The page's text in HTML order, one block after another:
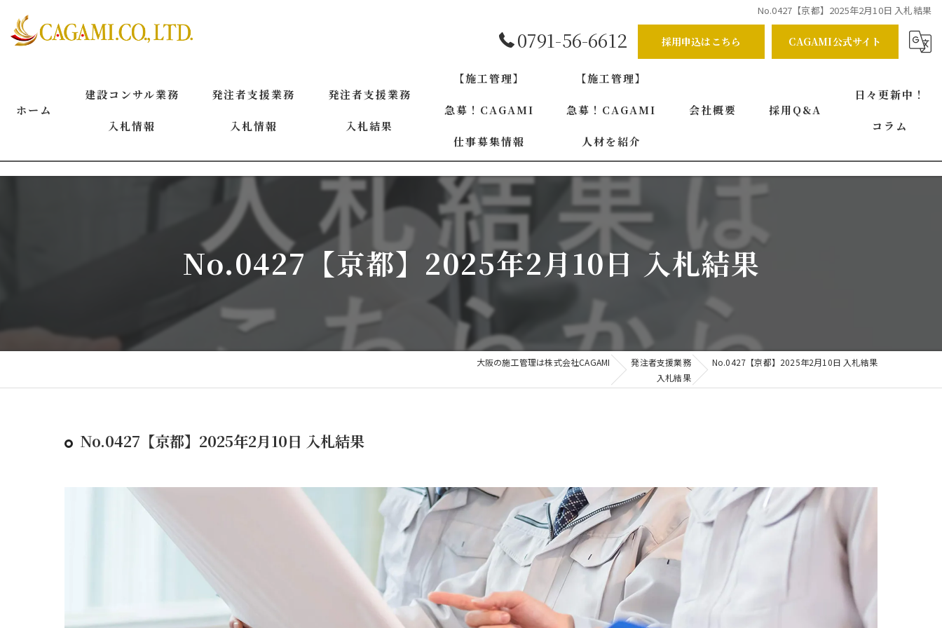
No.0427【京都】2025年2月10日 入札結果
0791-56-6612 採用申込はこちら CAGAMI公式サイト
ホーム
建設コンサル業務
入札情報
発注者支援業務
入札情報
2026年7月
2026年6月
2026年5月
2026年4月
発注者支援業務
入札結果
大阪
京都
和歌山
【施工管理】
急募！CAGAMI
仕事募集情報
兵庫
大阪
京都
奈良
和歌山
滋賀
その他の地域
【施工管理】
急募！CAGAMI
人材を紹介
会社概要
事業案内
求める人物像
採用Q&A
日々更新中！
コラム
No.0427【京都】2025年2月10日 入札結果
大阪の施工管理は株式会社CAGAMI
発注者支援業務
入札結果
No.0427【京都】2025年2月10日 入札結果
No.0427【京都】2025年2月10日 入札結果